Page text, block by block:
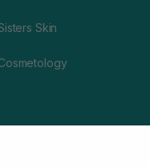
Skin